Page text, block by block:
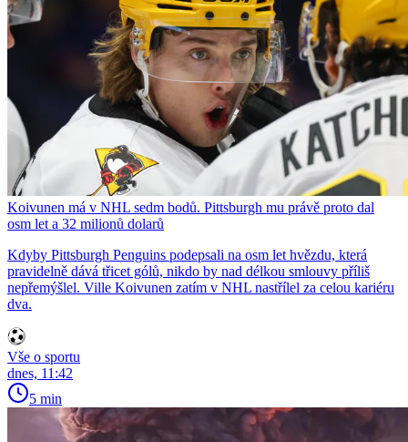
Koivunen má v NHL sedm bodů. Pittsburgh mu právě proto dal
osm let a 32 milionů dolarů
Kdyby Pittsburgh Penguins podepsali na osm let hvězdu, která
pravidelně dává třicet gólů, nikdo by nad délkou smlouvy příliš
nepřemýšlel. Ville Koivunen zatím v NHL nastřílel za celou kariéru
dva.
Vše o sportu
dnes, 11:42
5 min